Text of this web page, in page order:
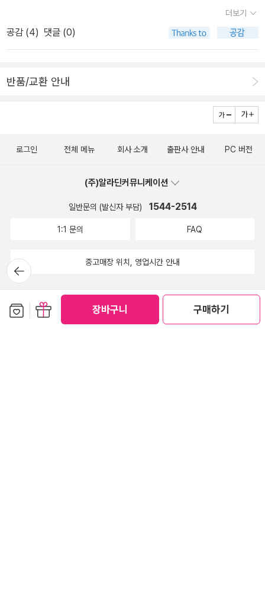
장바구니 구매하기
트를 진행했습니다.” 나는 재빨리 말을 이었다. “이 학교에서는 한 달
동안 휴대폰과 컴퓨터 같은 전자 기기를 일체 금지했습니다. 선생님
중독에 대해서 한 번쯤 생각해 보기를 바랄 뿐입니다.” 발표를 마치고
들아. 단절 프로젝트에 대해서 더 알고 싶구나.” - 134~135쪽
광수 옮김 / 문학동네 / 2014년 4월 요즘 부쩍 마케팅업무에 바쁜
책을 읽고나서 아이의 진로상담에 조금이나마 도움을 줄 수 있었으면
아 사랑해이지선 지음 / 문학동네 / 2010년 7월 책 소개글을 읽어
보고 더욱 놀았던 [우리는 공부하는 가족입니다]과연 내가 이 상황이
라면 이렇게 할 수 있는지... 그래서 더더욱 읽고 싶은 책이네요.엄마
지음 / 다산에듀 / 2014년 3월 아래에 있는 책들은 아이와 함께
책도 있고 아직 어려운 책도 있겠지만, 언젠가는 꼭 함께 다 읽게 되길
기대해봅니다. 휴대폰 전쟁로이스 페터슨 지음, 고수미 옮김 / 푸른
있는 과학최원석 지음, 이부용 그림 / 살림Friends / 2013년 7월
돈의 인문학김찬호 지음 / 문학과지성사 / 2011년 1월 누가 내
자원봉사도 고민이 필요해다나카 유 지음, 김영애 옮김, 소복이 그림,
하승우 해제 / 돌베개 / 2013년 7월 수학을 낳은 위대한 질문들
더보기
공감 (4) 댓글 (0)
반품/교환 안내
뒤로가
기
로그인 전체 메뉴 회사 소개 출판사 안내 PC 버전
(주)알라딘커뮤니케이션
일반문의 (발신자 부담) 1544-2514
1:1 문의 FAQ
중고매장 위치, 영업시간 안내